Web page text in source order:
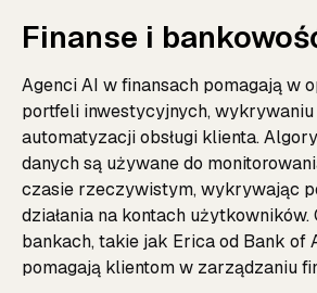
Finanse i
Agenci AI w finansach pomagają w
portfeli inwestycyjnych,
automatyzacji obsługi klienta.
danych są używane do
czasie rzeczywistym, wykrywając
działania na kontach
bankach, takie jak Erica od Bank of
pomagają klientom w zarządzaniu